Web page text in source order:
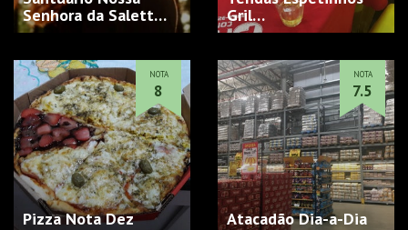
Senhora da Salett…
Gril…
Pizza Nota Dez
NOTA
8
Atacadão Dia-a-Dia
NOTA
7.5